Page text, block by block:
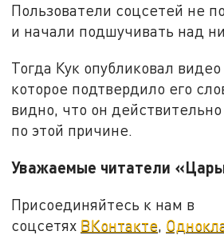
Пользователи соцсетей не
и начали подшучивать над
Тогда Кук опубликовал
которое подтвердило его
видно, что он
по этой причине.
Уважаемые читатели
Присоединяйтесь к нам в
соцсетях ВКонтакте